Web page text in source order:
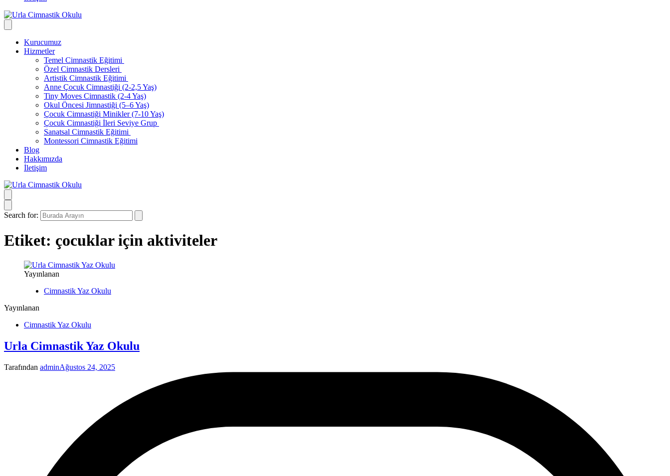
Kurucumuz
Hizmetler
Temel Cimnastik Eğitimi
Özel Cimnastik Dersleri
Artistik Cimnastik Eğitimi
Anne Çocuk Cimnastiği (2-2,5 Yaş)
Tiny Moves Cimnastik (2-4 Yaş)
Okul Öncesi Jimnastiği (5–6 Yaş)
Çocuk Cimnastiği Minikler (7-10 Yaş)
Çocuk Cimnastiği İleri Seviye Grup
Sanatsal Cimnastik Eğitimi
Montessori Cimnastik Eğitimi
Blog
Hakkımızda
İletişim
Search for:
Etiket: çocuklar için aktiviteler
Yayınlanan
Cimnastik Yaz Okulu
Yayınlanan
Cimnastik Yaz Okulu
Urla Cimnastik Yaz Okulu
Tarafından adminAğustos 24, 2025